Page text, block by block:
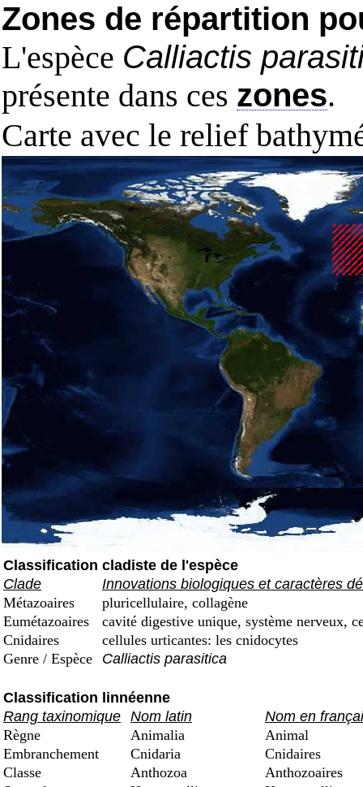
Zones de répartition
L'espèce Calliactis
présente dans ces zones.
Carte avec le relief
Classification cladiste de l'espèce
Clade
Innovations biologiques et caractères
Métazoaires
pluricellulaire, collagène
Eumétazoaires
cavité digestive unique, système nerveux,
Cnidaires
cellules urticantes: les cnidocytes
Genre / Espèce
Calliactis parasitica
Classification linnéenne
Rang taxinomique Nom latin
Nom en
Règne
Animalia
Animal
Embranchement
Cnidaria
Cnidaires
Classe
Anthozoa
Anthozoaires